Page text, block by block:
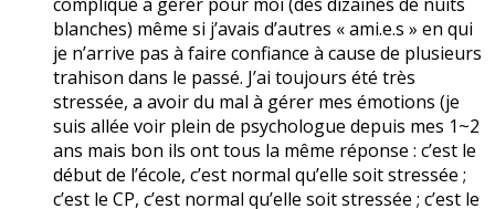
blanches) même si j’avais d’autres « ami.e.s » en qui
je n’arrive pas à faire confiance à cause de plusieurs
trahison dans le passé. J’ai toujours été très
stressée, a avoir du mal à gérer mes émotions (je
suis allée voir plein de psychologue depuis mes 1~2
ans mais bon ils ont tous la même réponse : c’est le
début de l’école, c’est normal qu’elle soit stressée ;
c’est le CP, c’est normal qu’elle soit stressée ; c’est le